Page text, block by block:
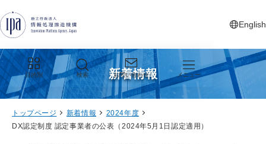
English
新しいタ
目的別 検索 お問い合わせ メニュー
新着情報
トップページ 新着情報
2024年度
DX認定制度 認定事業者の公表（2024年5月1日認定適用）